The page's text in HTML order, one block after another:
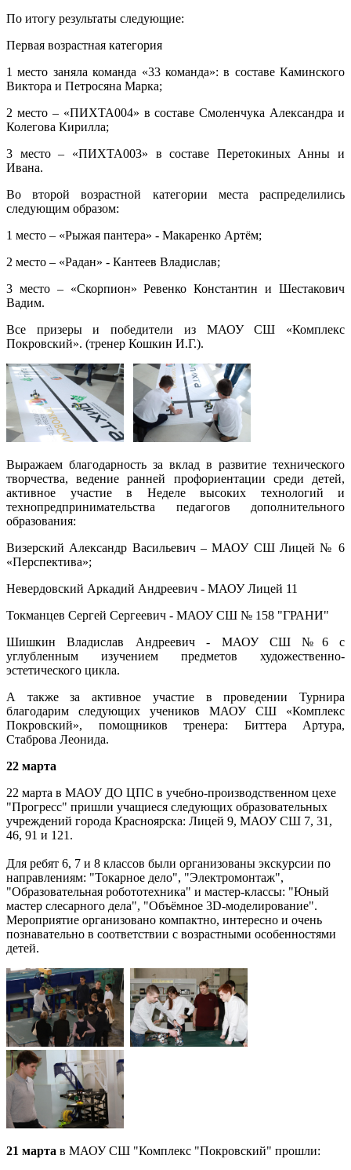
По итогу результаты следующие:
Первая возрастная категория
1 место заняла команда «33 команда»: в составе Каминского
Виктора и Петросяна Марка;
2 место – «ПИХТА004» в составе Смоленчука Александра и
Колегова Кирилла;
3 место – «ПИХТА003» в составе Перетокиных Анны и
Ивана.
Во второй возрастной категории места распределились
следующим образом:
1 место – «Рыжая пантера» - Макаренко Артём;
2 место – «Радан» - Кантеев Владислав;
3 место – «Скорпион» Ревенко Константин и Шестакович
Вадим.
Все призеры и победители из МАОУ СШ «Комплекс
Покровский». (тренер Кошкин И.Г.).
Выражаем благодарность за вклад в развитие технического
творчества, ведение ранней профориентации среди детей,
активное участие в Неделе высоких технологий и
технопредпринимательства педагогов дополнительного
образования:
Визерский Александр Васильевич – МАОУ СШ Лицей № 6
«Перспектива»;
Невердовский Аркадий Андреевич - МАОУ Лицей 11
Токманцев Сергей Сергеевич - МАОУ СШ № 158 "ГРАНИ"
Шишкин Владислав Андреевич - МАОУ СШ №6 c
углубленным изучением предметов художественно-
эстетического цикла.
А также за активное участие в проведении Турнира
благодарим следующих учеников МАОУ СШ «Комплекс
Покровский», помощников тренера: Биттера Артура,
Стаброва Леонида.
22 марта
22 марта в МАОУ ДО ЦПС в учебно-производственном цехе
"Прогресс" пришли учащиеся следующих образовательных
учреждений города Красноярска: Лицей 9, МАОУ СШ 7, 31,
46, 91 и 121.
Для ребят 6, 7 и 8 классов были организованы экскурсии по
направлениям: "Токарное дело", "Электромонтаж",
"Образовательная робототехника" и мастер-классы: "Юный
мастер слесарного дела", "Объёмное 3D-моделирование".
Мероприятие организовано компактно, интересно и очень
познавательно в соответствии с возрастными особенностями
детей.
21 марта в МАОУ СШ "Комплекс "Покровский" прошли: